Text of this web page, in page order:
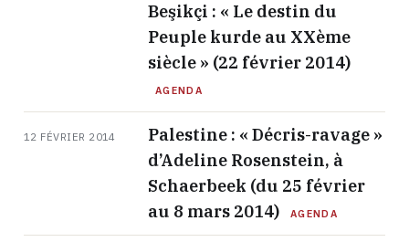
Beşikçi : « Le destin du
Peuple kurde au XXème
siècle » (22 février 2014)
AGENDA
12 FÉVRIER 2014
Palestine : « Décris-ravage »
d’Adeline Rosenstein, à
Schaerbeek (du 25 février
au 8 mars 2014)
AGENDA